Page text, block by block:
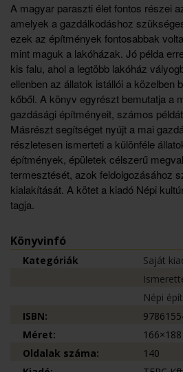
A magyar paraszti élet fontos részei
amelyek a gazdálkodáshoz
ezek az építmények fontosabbak
mint maguk a lakóházak. Jó példa
kis falu, ahol a legtöbb lakóház
ellenben az állatok istállói a közelben
kőből. A könyv egyrészt bemutatja a
gazdásági építményeit, számos
Másrészt segítséget nyújt a mai
részletesen ismerteti a különféle
építmények, épületek célszerű
termesztését, azok feldolgozásához
kialakítását. A kötet a kiadó Népi
tagja.
Könyvinfó
Kategóriák
Saját
Népi
ISBN:
Méret:
Oldalak száma:
140